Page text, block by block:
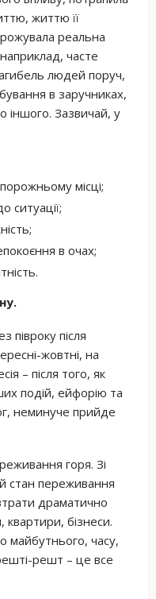
життю її
реальна
часте
людей поруч,
в заручниках,
іншого. Зазвичай, у
місці;
ситуації;
в очах;
півроку після
жовтні, на
– після того, як
подій, ейфорію та
неминуче прийде
горя. Зі
стан переживання
драматично
квартири, бізнеси.
майбутнього, часу,
решт – це все